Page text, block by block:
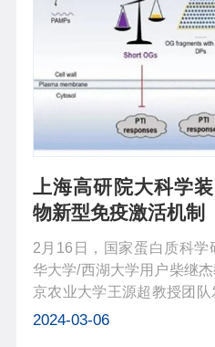
上海高研院大科学
物新型免疫激活机制
2月16日，国家蛋白质科
华大学/西湖大学用户柴继
京农业大学王源超教授团
激活机制，揭示了植物多
2024-03-06